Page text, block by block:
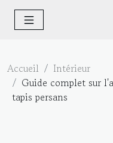
Accueil
Intérieur
Guide complet sur
tapis persans